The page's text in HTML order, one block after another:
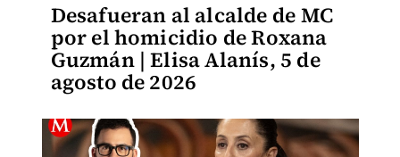
Desafueran al alcalde de MC
por el homicidio de Roxana
Guzmán | Elisa Alanís, 5 de
agosto de 2026